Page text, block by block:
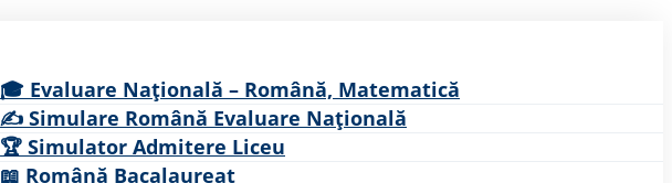
🎓 Evaluare Națională – Română, Matematică
✍ Simulare Română Evaluare Națională
🏆 Simulator Admitere Liceu
📖 Română Bacalaureat